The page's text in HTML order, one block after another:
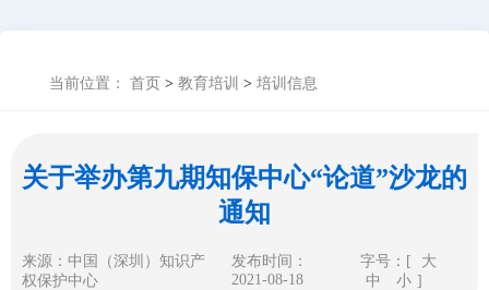
当前位置： 首页 > 教育培训 > 培训信息
关于举办第九期知保中心“论道”沙龙的
通知
来源：中国（深圳）知识产
权保护中心
发布时间：
2021-08-18
字号：[
大
中
小 ]